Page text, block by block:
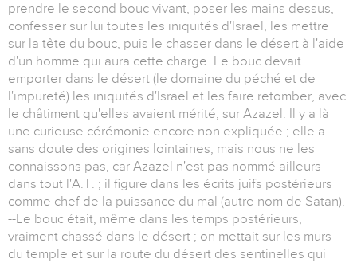
prendre le second bouc vivant, poser les mains dessus,
confesser sur lui toutes les iniquités d'Israël, les mettre
sur la tête du bouc, puis le chasser dans le désert à l'aide
d'un homme qui aura cette charge. Le bouc devait
emporter dans le désert (le domaine du péché et de
l'impureté) les iniquités d'Israël et les faire retomber, avec
le châtiment qu'elles avaient mérité, sur Azazel. Il y a là
une curieuse cérémonie encore non expliquée ; elle a
sans doute des origines lointaines, mais nous ne les
connaissons pas, car Azazel n'est pas nommé ailleurs
dans tout l'A.T. ; il figure dans les écrits juifs postérieurs
comme chef de la puissance du mal (autre nom de Satan).
--Le bouc était, même dans les temps postérieurs,
vraiment chassé dans le désert ; on mettait sur les murs
du temple et sur la route du désert des sentinelles qui